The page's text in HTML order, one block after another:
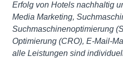
Erfolg von Hotels nachhaltig
Media Marketing,
Suchmaschinenoptimierung
Optimierung (CRO), E-Mail-
alle Leistungen sind